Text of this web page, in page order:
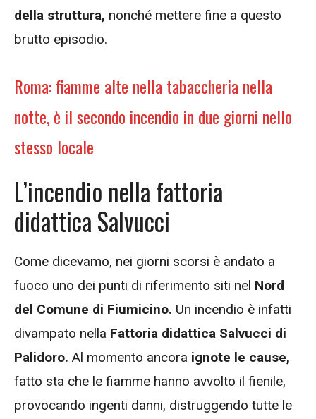
della struttura, nonché mettere fine a questo
brutto episodio.
Roma: fiamme alte nella tabaccheria nella
notte, è il secondo incendio in due giorni nello
stesso locale
L’incendio nella fattoria
didattica Salvucci
Come dicevamo, nei giorni scorsi è andato a
fuoco uno dei punti di riferimento siti nel Nord
del Comune di Fiumicino. Un incendio è infatti
divampato nella Fattoria didattica Salvucci di
Palidoro. Al momento ancora ignote le cause,
fatto sta che le fiamme hanno avvolto il fienile,
provocando ingenti danni, distruggendo tutte le